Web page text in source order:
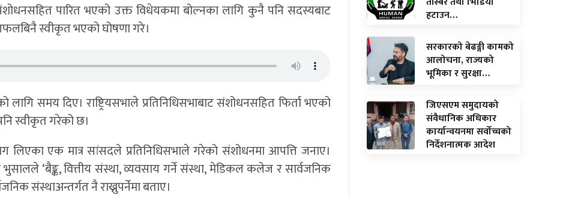
पारित भएको उक्त विधेयकमा बोल्नका लागि कुनै पनि सदस्यबाट
स्वीकृत भएको घोषणा गरे।
समय दिए। राष्ट्रियसभाले प्रतिनिधिसभाबाट संशोधनसहित फिर्ता भएको
स्वीकृत गरेको छ।
लिएका एक मात्र सांसदले प्रतिनिधिसभाले गरेको संशोधनमा आपत्ति जनाए।
‘बैङ्क, वित्तीय संस्था, व्यवसाय गर्ने संस्था, मेडिकल कलेज र सार्वजनिक
संस्थाअन्तर्गत नै राख्नुपर्नेमा बताए।
हटाउन…
सरकारको बेढङ्गी कामको
आलोचना, राज्यको
भूमिका र सुरक्षा…
जिएसएम समुदायको
संवैधानिक अधिकार
कार्यान्वयनमा सर्वोच्चको
निर्देशनात्मक आदेश